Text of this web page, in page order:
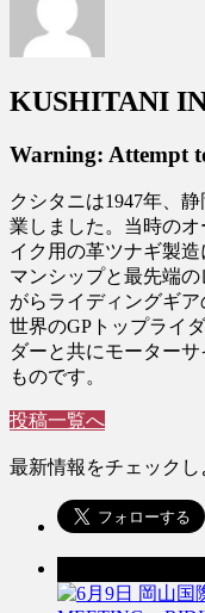
KUSHITANI
Warning: Attempt
クシタニは1947年、
業しました。当時の
イク用の革ツナギ製
マンシップと最先端
がらライディングギア
世界のGPトップライ
ダーと共にモーター
ものです。
投稿一覧へ
最新情報をチェックし